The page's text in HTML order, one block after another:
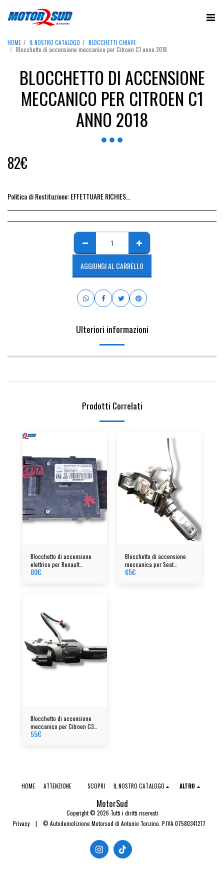
HOME IL NOSTRO CATALOGO
BLOCCHETTI CHIAVE
Blocchetto di accensione meccanico per Citroen C1 anno 2018
BLOCCHETTO DI ACCENSIONE
MECCANICO PER CITROEN C1
ANNO 2018
82€
Politica di Restituzione:EFFETTUARE RICHIESTA DI RESO ENTRO 14 GIORNI DALL&#039;ACQUISTO DEL RICAMBIO, IL RIMBORSO VIENE EMESSO ALLA CONSEGNA DEL RICAMBIO IN SEDE.
AGGIUNGI AL CARRELLO
Ulteriori informazioni
Prodotti Correlati
Blocchetto di accensione
elettrico per Renault
Megane cod: a2c53185186
80€
Blocchetto di accensione
meccanica per Seat
Alhambra anno 2010 cod:
65€
Blocchetto di accensione
meccanico per Citroen C3
Picasso
55€
MotorSud
Copyright © 2026 Tutti i diritti riservati
Privacy| © Autodemolizione Motorsud di Antonio Tonzino. P.IVA 07580341217
HOME ATTENZIONE SCOPRI IL NOSTRO CATALOGO ALTRO